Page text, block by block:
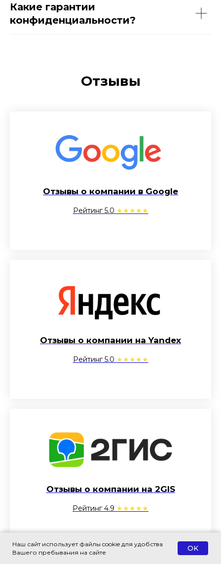
Какие гарантии
конфиденциальности?
Отзывы
Отзывы о компании в Google
Рейтинг 5.0 ★★★★★
Отзывы о компании на Yandex
Рейтинг 5.0 ★★★★★
Отзывы о компании на 2GIS
Рейтинг 4.9 ★★★★★
Наш сайт использует файлы cookie для удобства
Вашего пребывания на сайте
OK